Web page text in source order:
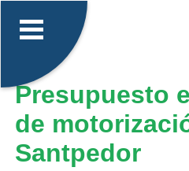
Presupuesto
de
Santpedor